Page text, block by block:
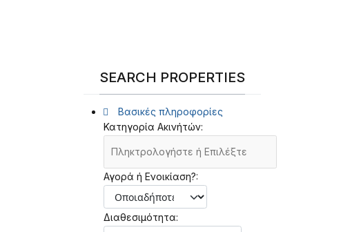
SEARCH PROPERTIES
Βασικές πληροφορίες
Κατηγορία Ακινήτών:
Αγορά ή Ενοικίαση?:
Διαθεσιμότητα: